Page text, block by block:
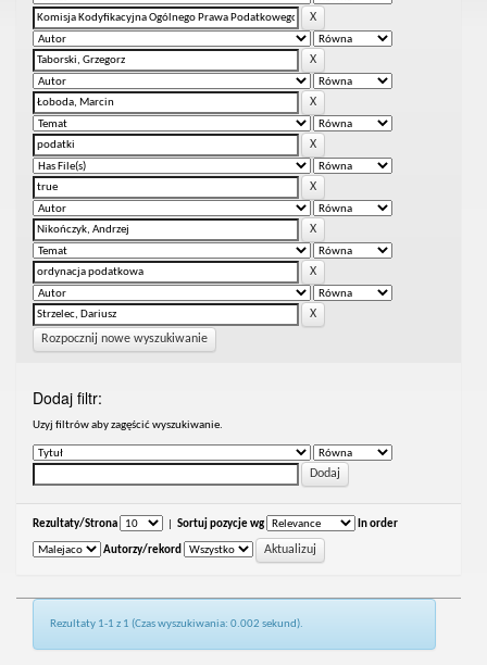
Rozpocznij nowe wyszukiwanie
Dodaj filtr:
Uzyj filtrów aby zagęścić wyszukiwanie.
Rezultaty/Strona Sortuj pozycje wg In order
Autorzy/rekord
Rezultaty 1-1 z 1 (Czas wyszukiwania: 0.002 sekund).